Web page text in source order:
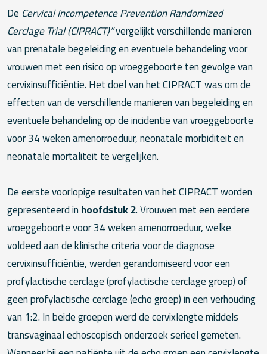
De Cervical Incompetence Prevention Randomized
Cerclage Trial (CIPRACT)”vergelijkt verschillende manieren
van prenatale begeleiding en eventuele behandeling voor
vrouwen met een risico op vroeggeboorte ten gevolge van
cervixinsufficiëntie. Het doel van het CIPRACT was om de
effecten van de verschillende manieren van begeleiding en
eventuele behandeling op de incidentie van vroeggeboorte
voor 34 weken amenorroeduur, neonatale morbiditeit en
neonatale mortaliteit te vergelijken.
De eerste voorlopige resultaten van het CIPRACT worden
gepresenteerd inhoofdstuk 2. Vrouwen met een eerdere
vroeggeboorte voor 34 weken amenorroeduur, welke
voldeed aan de klinische criteria voor de diagnose
cervixinsufficiëntie, werden gerandomiseerd voor een
profylactische cerclage (profylactische cerclage groep) of
geen profylactische cerclage (echo groep) in een verhouding
van 1:2. In beide groepen werd de cervixlengte middels
transvaginaal echoscopisch onderzoek serieel gemeten.